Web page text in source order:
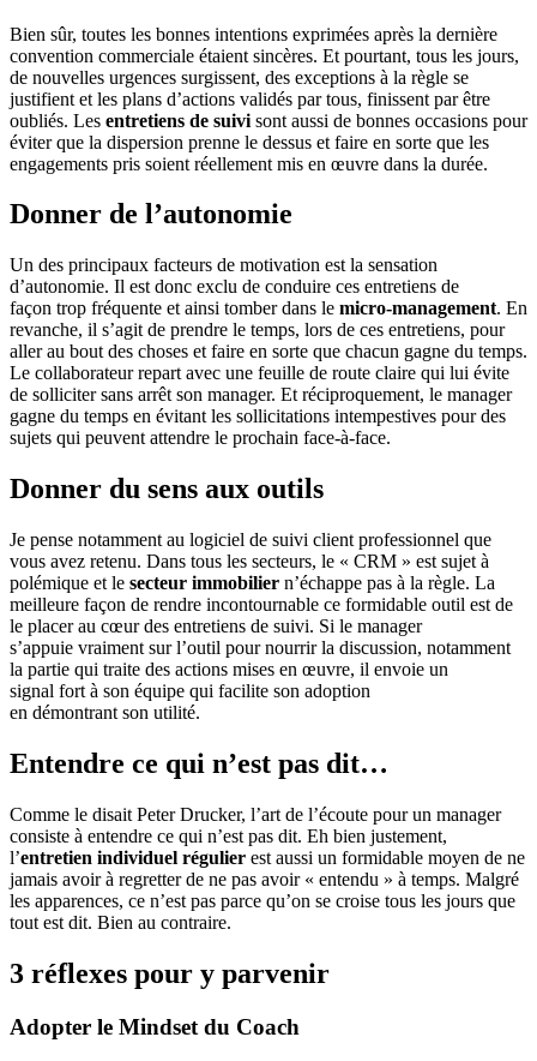
Bien sûr, toutes les bonnes intentions exprimées après la dernière
convention commerciale étaient sincères. Et pourtant, tous les jours,
de nouvelles urgences surgissent, des exceptions à la règle se
justifient et les plans d’actions validés par tous, finissent par être
oubliés. Les entretiens de suivi sont aussi de bonnes occasions pour
éviter que la dispersion prenne le dessus et faire en sorte que les
engagements pris soient réellement mis en œuvre dans la durée.
Donner de l’autonomie
Un des principaux facteurs de motivation est la sensation
d’autonomie. Il est donc exclu de conduire ces entretiens de
façon trop fréquente et ainsi tomber dans le micro-management. En
revanche, il s’agit de prendre le temps, lors de ces entretiens, pour
aller au bout des choses et faire en sorte que chacun gagne du temps.
Le collaborateur repart avec une feuille de route claire qui lui évite
de solliciter sans arrêt son manager. Et réciproquement, le manager
gagne du temps en évitant les sollicitations intempestives pour des
sujets qui peuvent attendre le prochain face-à-face.
Donner du sens aux outils
Je pense notamment au logiciel de suivi client professionnel que
vous avez retenu. Dans tous les secteurs, le « CRM » est sujet à
polémique et le secteur immobilier n’échappe pas à la règle. La
meilleure façon de rendre incontournable ce formidable outil est de
le placer au cœur des entretiens de suivi. Si le manager
s’appuie vraiment sur l’outil pour nourrir la discussion, notamment
la partie qui traite des actions mises en œuvre, il envoie un
signal fort à son équipe qui facilite son adoption
en démontrant son utilité.
Entendre ce qui n’est pas dit…
Comme le disait Peter Drucker, l’art de l’écoute pour un manager
consiste à entendre ce qui n’est pas dit. Eh bien justement,
l’entretien individuel régulier est aussi un formidable moyen de ne
jamais avoir à regretter de ne pas avoir « entendu » à temps. Malgré
les apparences, ce n’est pas parce qu’on se croise tous les jours que
tout est dit. Bien au contraire.
3 réflexes pour y parvenir
Adopter le Mindset du Coach